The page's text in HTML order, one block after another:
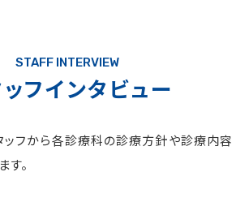
STAFF INTERVIEW
フインタビュー
ッフから各診療科の診療⽅針や診療内容
す。